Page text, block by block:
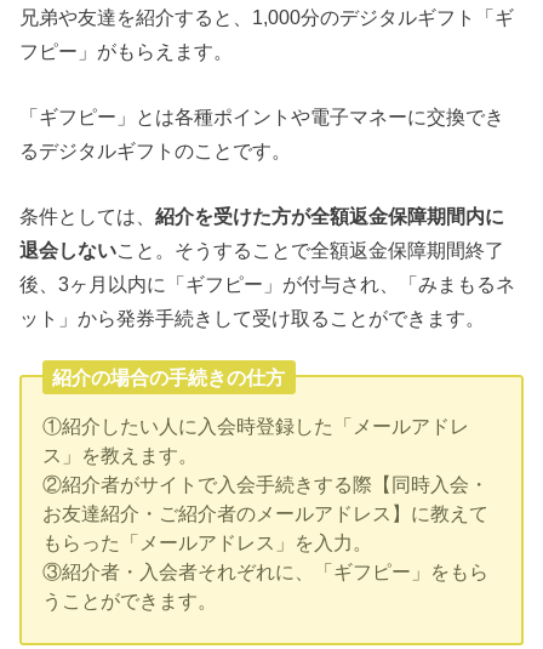
兄弟や友達を紹介すると、1,000分のデジタルギフト「ギ
フピー」がもらえます。
「ギフピー」とは各種ポイントや電子マネーに交換でき
るデジタルギフトのことです。
条件としては、紹介を受けた方が全額返金保障期間内に
退会しないこと。そうすることで全額返金保障期間終了
後、3ヶ月以内に「ギフピー」が付与され、「みまもるネ
ット」から発券手続きして受け取ることができます。
紹介の場合の手続きの仕方
①紹介したい人に入会時登録した「メールアドレ
ス」を教えます。
②紹介者がサイトで入会手続きする際【同時入会・
お友達紹介・ご紹介者のメールアドレス】に教えて
もらった「メールアドレス」を入力。
③紹介者・入会者それぞれに、「ギフピー」をもら
うことができます。